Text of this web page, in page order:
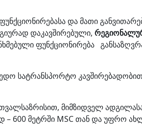
და მათი
დაკავშირებული,
ფუნქციონირება
სატრანსპორტო
მიმზიდველ
– 600 მეტრში MSC თან და უფრო